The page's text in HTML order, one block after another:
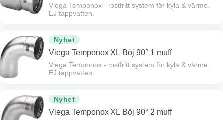
Viega Temponox - rostfritt system för kyla & värme.
EJ tappvatten.
Nyhet
Viega Temponox XL Böj 90° 1 muff
Viega Temponox - rostfritt system för kyla & värme.
EJ tappvatten.
Nyhet
Viega Temponox XL Böj 90° 2 muff